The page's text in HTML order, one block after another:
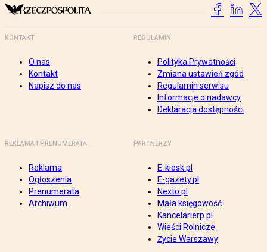
KONTAKT
O nas
Kontakt
Napisz do nas
REGULAMIN
Polityka Prywatności
Zmiana ustawień zgód
Regulamin serwisu
Informacje o nadawcy
Deklaracja dostępności
REKLAMA I PRENUMERATA
Reklama
Ogłoszenia
Prenumerata
Archiwum
PARTNERZY
E-kiosk.pl
E-gazety.pl
Nexto.pl
Mała księgowość
Kancelarierp.pl
Wieści Rolnicze
Życie Warszawy